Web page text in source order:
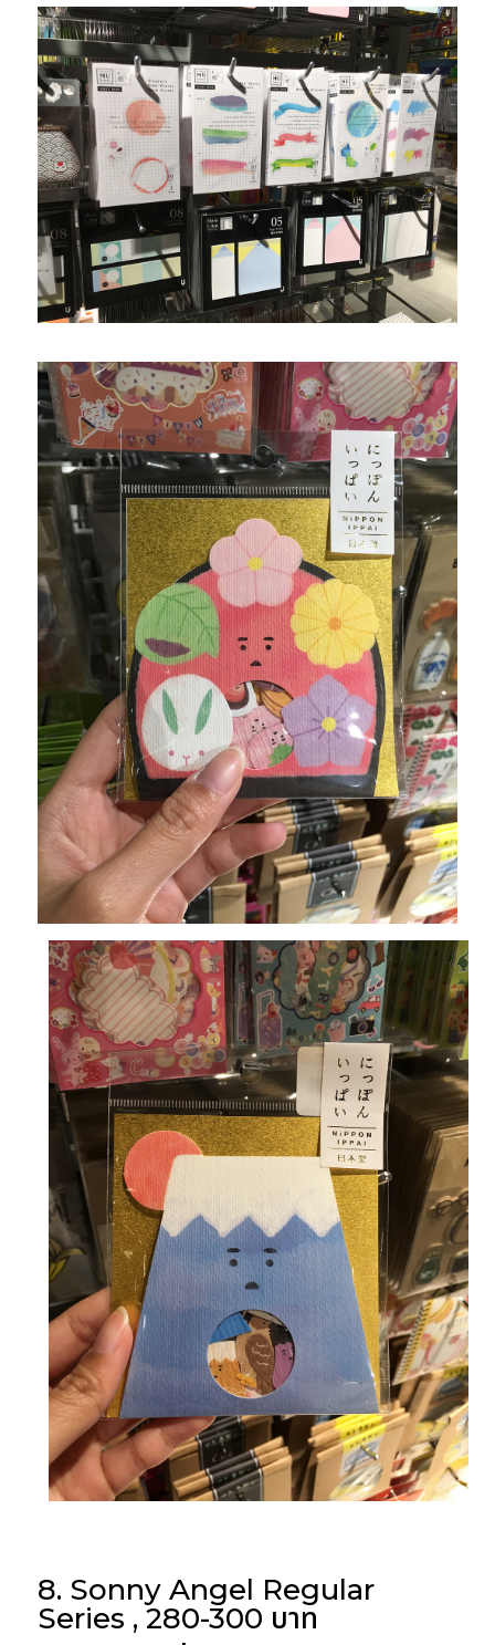
8. Sonny Angel Regular
Series , 280-300 บาท